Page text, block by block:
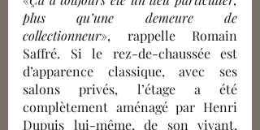
plus qu’une demeure de
collectionneur», rappelle Romain
Saffré. Si le rez-de-chaussée est
d’apparence classique, avec ses
salons privés, l’étage a été
complètement aménagé par Henri
Dupuis lui-même, de son vivant,